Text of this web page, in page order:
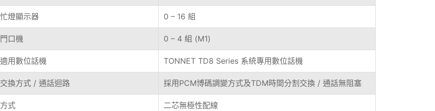
燈顯示器 0 – 16 組
口機 0 – 4 組 (M1)
用數位話機 TONNET TD8 Series 系統專用數位話機
換方式 / 通話迴路 採用PCM博碼調變方式及TDM時間分割交換 / 通話無阻塞
式 二芯無極性配線